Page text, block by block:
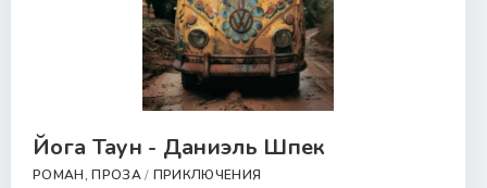
Йога Таун - Даниэль Шпек
РОМАН, ПРОЗА/ ПРИКЛЮЧЕНИЯ